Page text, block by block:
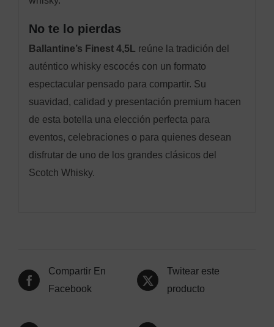
No te lo pierdas
Ballantine’s Finest 4,5L reúne la tradición del
auténtico whisky escocés con un formato
espectacular pensado para compartir. Su
suavidad, calidad y presentación premium hacen
de esta botella una elección perfecta para
eventos, celebraciones o para quienes desean
disfrutar de uno de los grandes clásicos del
Scotch Whisky.
Compartir En
Facebook
Twitear este
producto